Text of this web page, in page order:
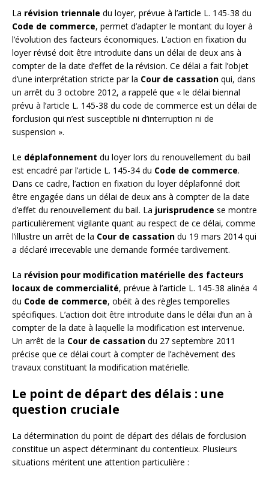
La révision triennale du loyer, prévue à l’article L. 145-38 du
Code de commerce, permet d’adapter le montant du loyer à
l’évolution des facteurs économiques. L’action en fixation du
loyer révisé doit être introduite dans un délai de deux ans à
compter de la date d’effet de la révision. Ce délai a fait l’objet
d’une interprétation stricte par la Cour de cassation qui, dans
un arrêt du 3 octobre 2012, a rappelé que « le délai biennal
prévu à l’article L. 145-38 du code de commerce est un délai de
forclusion qui n’est susceptible ni d’interruption ni de
suspension ».
Le déplafonnement du loyer lors du renouvellement du bail
est encadré par l’article L. 145-34 du Code de commerce.
Dans ce cadre, l’action en fixation du loyer déplafonné doit
être engagée dans un délai de deux ans à compter de la date
d’effet du renouvellement du bail. La jurisprudence se montre
particulièrement vigilante quant au respect de ce délai, comme
l’illustre un arrêt de la Cour de cassation du 19 mars 2014 qui
a déclaré irrecevable une demande formée tardivement.
La révision pour modification matérielle des facteurs
locaux de commercialité, prévue à l’article L. 145-38 alinéa 4
du Code de commerce, obéit à des règles temporelles
spécifiques. L’action doit être introduite dans le délai d’un an à
compter de la date à laquelle la modification est intervenue.
Un arrêt de la Cour de cassation du 27 septembre 2011
précise que ce délai court à compter de l’achèvement des
travaux constituant la modification matérielle.
Le point de départ des délais : une
question cruciale
La détermination du point de départ des délais de forclusion
constitue un aspect déterminant du contentieux. Plusieurs
situations méritent une attention particulière :